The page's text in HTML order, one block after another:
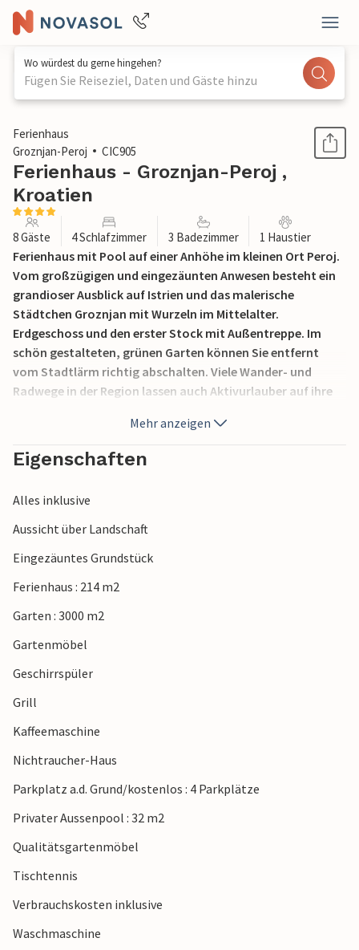
Wo würdest du gerne hingehen?
Fügen Sie Reiseziel, Daten und Gäste hinzu
1 / 49
Ferienhaus
Groznjan-Peroj
CIC905
Ferienhaus - Groznjan-Peroj ,
Kroatien
8 Gäste 4 Schlafzimmer 3 Badezimmer 1 Haustier
Ferienhaus mit Pool auf einer Anhöhe im kleinen Ort Peroj.
Vom großzügigen und eingezäunten Anwesen besteht ein
grandioser Ausblick auf Istrien und das malerische
Städtchen Groznjan mit Wurzeln im Mittelalter.
Erdgeschoss und den erster Stock mit Außentreppe. Im
schön gestalteten, grünen Garten können Sie entfernt
vom Stadtlärm richtig abschalten. Viele Wander- und
Radwege in der Region lassen auch Aktivurlauber auf ihre
wundervollen Strände und lassen Sie sich vom
kristallklaren Meer begeistern.
Mehr anzeigen
Eigenschaften
Alles inklusive
Aussicht über Landschaft
Eingezäuntes Grundstück
Ferienhaus : 214 m2
Garten : 3000 m2
Gartenmöbel
Geschirrspüler
Grill
Kaffeemaschine
Nichtraucher-Haus
Parkplatz a.d. Grund/kostenlos : 4 Parkplätze
Privater Aussenpool : 32 m2
Qualitätsgartenmöbel
Tischtennis
Verbrauchskosten inklusive
Waschmaschine